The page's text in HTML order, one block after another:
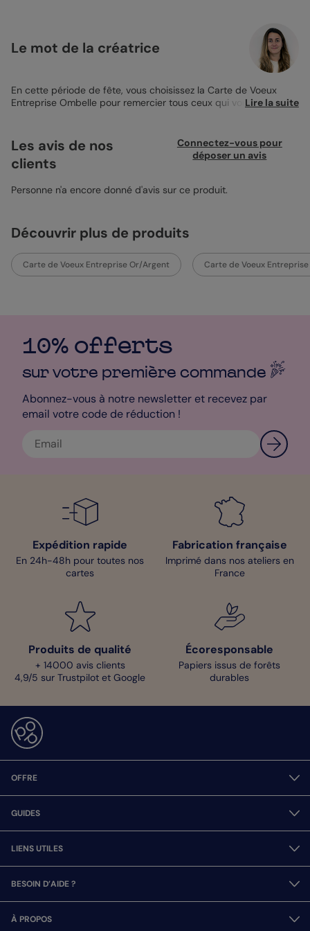
Le mot de la créatrice
En cette période de fête, vous choisissez la Carte de Voeux
Entreprise Ombelle pour remercier tous ceux qui vous
dynamisme votre message. A l’intérieur, insérez le logo de votre
entreprise puis remerciez vos collaborateurs et clients en
quelques lignes en leur envoyant tous vos voeux pour l’année
entreprise au dos, et le tour est joué ! Il suffit de quelques clics
à rester forts. Je vous conseille de choisir l’impression sur le
papier irisé et l’envoi dans une enveloppe couleur Nacré Irisé.
Clara - Pop designer
Lire la suite
Les avis de nos
clients
Connectez-vous pour
déposer un avis
Personne n'a encore donné d'avis sur ce produit.
Découvrir plus de produits
Carte de Voeux Entreprise Or/Argent Carte de Voeux
10% offerts
sur votre première commande
Abonnez-vous à notre newsletter et recevez par
email votre code de réduction !
Expédition rapide
En 24h-48h pour toutes nos
cartes
Fabrication française
Imprimé dans nos ateliers en
France
Produits de qualité
+ 14000 avis clients
4,9/5 sur Trustpilot et Google
Écoresponsable
Papiers issus de forêts
durables
OFFRE
GUIDES
LIENS UTILES
BESOIN D’AIDE ?
À PROPOS